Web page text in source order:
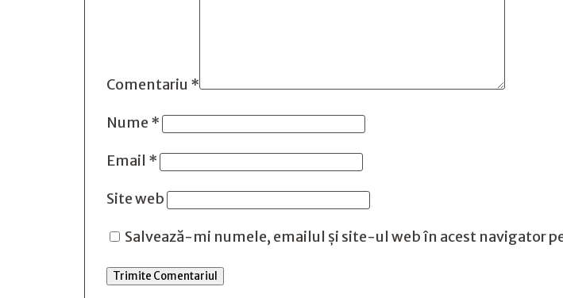
Comentariu *
Nume *
Email *
Site web
Salvează-mi numele, emailul și site-ul web în acest navigator
Trimite Comentariul